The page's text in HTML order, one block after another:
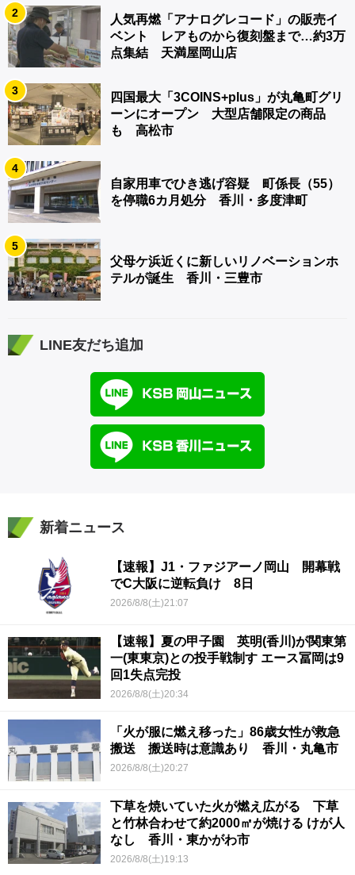
2
人気再燃「アナログレコード」の販売イ
ベント レアものから復刻盤まで…約3万
点集結 天満屋岡山店
3
四国最大「3COINS+plus」が丸亀町グリ
ーンにオープン 大型店舗限定の商品
も 高松市
4
自家用車でひき逃げ容疑 町係長（55）
を停職6カ月処分 香川・多度津町
5
父母ケ浜近くに新しいリノベーションホ
テルが誕生 香川・三豊市
LINE友だち追加
新着ニュース
【速報】J1・ファジアーノ岡山 開幕戦
でC大阪に逆転負け 8日
2026/8/8(土)21:07
【速報】夏の甲子園 英明(香川)が関東第
一(東東京)との投手戦制す エース冨岡は9
回1失点完投
2026/8/8(土)20:34
「火が服に燃え移った」86歳女性が救急
搬送 搬送時は意識あり 香川・丸亀市
2026/8/8(土)20:27
下草を焼いていた火が燃え広がる 下草
と竹林合わせて約2000㎡が焼ける けが人
なし 香川・東かがわ市
2026/8/8(土)19:13